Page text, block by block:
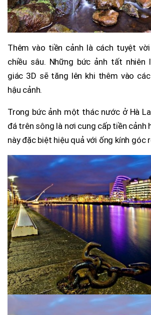
Thêm vào tiền cảnh là cách tuyệt
chiều sâu. Những bức ảnh tất nhiên
giác 3D sẽ tăng lên khi thêm vào
hậu cảnh.
Trong bức ảnh một thác nước ở Hà
đá trên sông là nơi cung cấp tiền cảnh
này đặc biệt hiệu quả với ống kính góc